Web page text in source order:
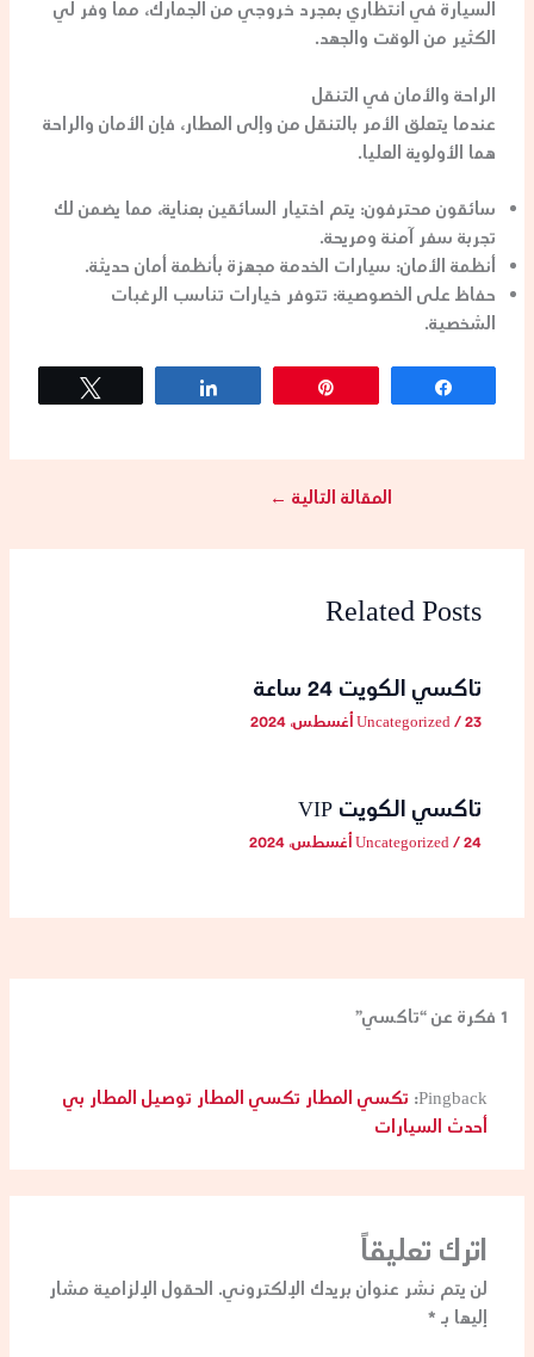
السيارة في انتظاري بمجرد خروجي من الجمارك، مما وفر لي
الكثير من الوقت والجهد.
الراحة والأمان في التنقل
عندما يتعلق الأمر بالتنقل من وإلى المطار، فإن الأمان والراحة
هما الأولوية العليا.
سائقون محترفون: يتم اختيار السائقين بعناية، مما يضمن لك
تجربة سفر آمنة ومريحة.
أنظمة الأمان: سيارات الخدمة مجهزة بأنظمة أمان حديثة.
حفاظ على الخصوصية: تتوفر خيارات تناسب الرغبات
الشخصية.
المقالة التالية ←
Related Posts
تاكسي الكويت 24 ساعة
Uncategorized/23 أغسطس، 2024
تاكسي الكويت VIP
Uncategorized/24 أغسطس، 2024
1 فكرة عن “تاكسي”
Pingback: تكسي المطار تكسي المطار توصيل المطار بي
أحدث السيارات
اترك تعليقاً
لن يتم نشر عنوان بريدك الإلكتروني. الحقول الإلزامية مشار
إليها بـ *